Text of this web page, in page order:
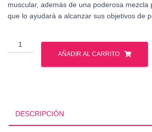
muscular, además de una poderosa mezcla
que lo ayudará a alcanzar sus objetivos de
Muscle
Meds
AÑADIR AL CARRITO
DESCRIPCIÓN